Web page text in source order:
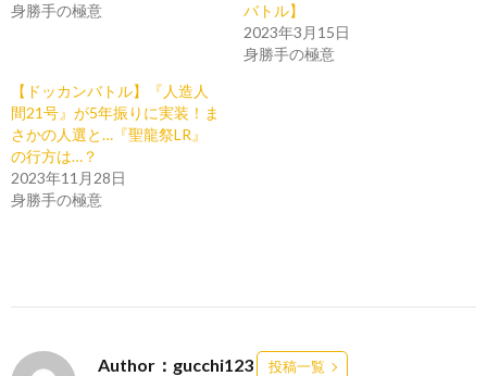
身勝手の極意
バトル】
2023年3月15日
身勝手の極意
【ドッカンバトル】『人造人
間21号』が5年振りに実装！ま
さかの人選と…『聖龍祭LR』
の行方は…？
2023年11月28日
身勝手の極意
Author：gucchi123 投稿一覧